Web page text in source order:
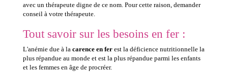
avec un thérapeute digne de ce nom. Pour cette raison, demander
conseil à votre thérapeute.
Tout savoir sur les besoins en fer :
L'anémie due à la carence en fer est la déficience nutritionnelle la
plus répandue au monde et est la plus répandue parmi les enfants
et les femmes en âge de procréer.